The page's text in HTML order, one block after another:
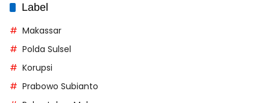
Label
Makassar
Polda Sulsel
Korupsi
Prabowo Subianto